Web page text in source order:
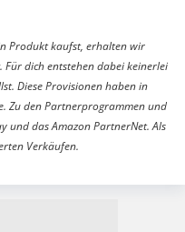
Produkt kaufst, erhalten wir
dich entstehen dabei keinerlei
Diese Provisionen haben in
Zu den Partnerprogrammen und
und das Amazon PartnerNet. Als
Verkäufen.